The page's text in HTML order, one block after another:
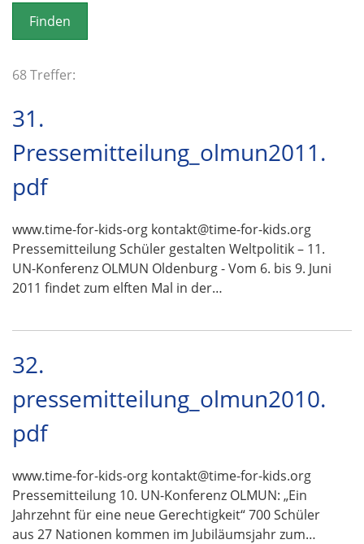
o
n
68 Treffer:
31.
Pressemitteilung_olmun2011.
pdf
www.time-for-kids-org kontakt@time-for-kids.org
Pressemitteilung Schüler gestalten Weltpolitik – 11.
UN-Konferenz OLMUN Oldenburg - Vom 6. bis 9. Juni
2011 findet zum elften Mal in der…
32.
pressemitteilung_olmun2010.
pdf
www.time-for-kids-org kontakt@time-for-kids.org
Pressemitteilung 10. UN-Konferenz OLMUN: „Ein
Jahrzehnt für eine neue Gerechtigkeit“ 700 Schüler
aus 27 Nationen kommen im Jubiläumsjahr zum…